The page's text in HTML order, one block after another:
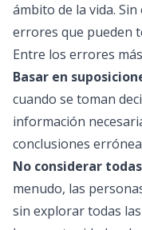
ámbito de la vida.
errores que pueden
Entre los errores
Basar en
cuando se toman
información
conclusiones
No considerar
menudo, las
sin explorar todas